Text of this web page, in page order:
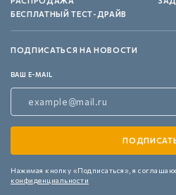
БЕСПЛАТНЫЙ ТЕСТ-ДРАЙВ
ПОДПИСАТЬСЯ НА НОВОСТИ
ВАШ E-MAIL
Нажимая кнопку «Подписаться», я
конфиденциальности